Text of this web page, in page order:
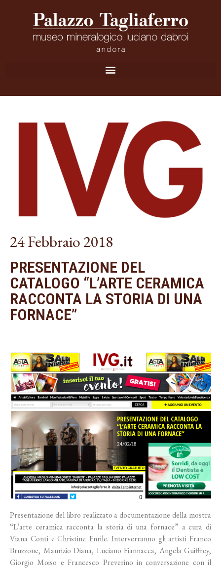
24 Febbraio 2018
PRESENTAZIONE DEL
CATALOGO “L’ARTE CERAMICA
RACCONTA LA STORIA DI UNA
FORNACE”
Presentazione del libro realizzato a documentazione della mostra
“L’arte ceramica racconta la storia di una fornace” a cura di
Viana Conti e Christine Enrile. Interverranno gli artisti Franco
Bruzzone, Maurizio Diana, Luciano Fiannacca, Angela Guiffrey,
Giorgio Moiso e Francesco Preverino in conversazione con il